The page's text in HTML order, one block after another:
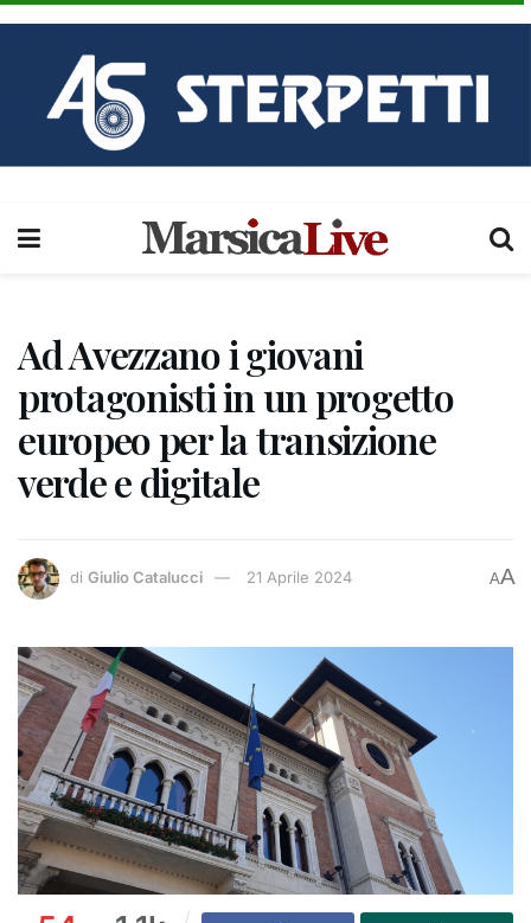
Ad Avezzano i giovani
protagonisti in un progetto
europeo per la transizione
verde e digitale
di Giulio Catalucci 21 Aprile 2024 AA